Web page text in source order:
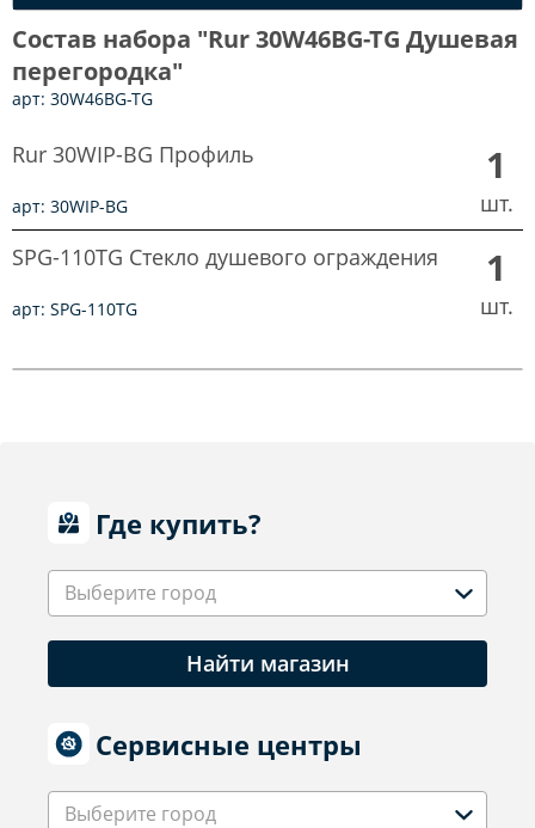
Состав набора "Rur 30W46BG-TG Душевая
перегородка"
арт: 30W46BG-TG
Rur 30WIP-BG Профиль
арт: 30WIP-BG
1
шт.
SPG-110TG Стекло душевого ограждения
арт: SPG-110TG
1
шт.
Где купить?
Выберите город
Найти магазин
Сервисные центры
Выберите город